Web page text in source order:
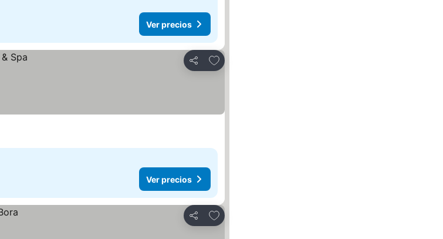
Ver precios
Compartir
Añadir a favoritos
Ver precios
Compartir
Añadir a favoritos